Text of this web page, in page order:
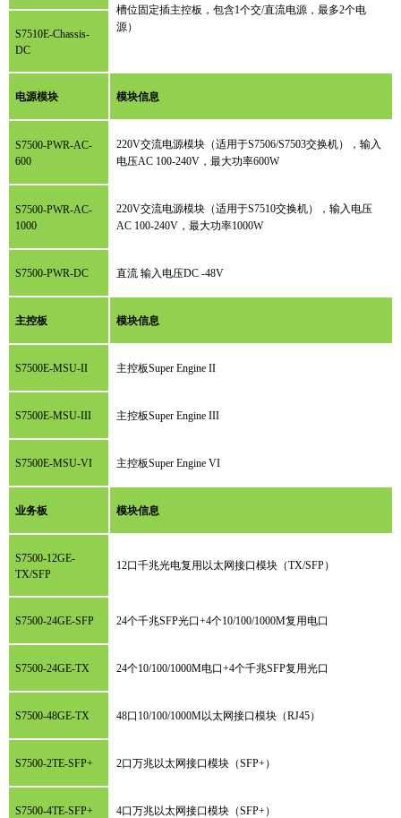
槽位固定插主控板，包含1个交/直流电源，最多2个电
源）
S7510E-Chassis-
DC
电源模块 模块信息
S7500-PWR-AC-
600
220V交流电源模块（适用于S7506/S7503交换机），输入
电压AC 100-240V，最大功率600W
S7500-PWR-AC-
1000
220V交流电源模块（适用于S7510交换机），输入电压
AC 100-240V，最大功率1000W
S7500-PWR-DC 直流 输入电压DC -48V
主控板 模块信息
S7500E-MSU-II 主控板Super Engine II
S7500E-MSU-III 主控板Super Engine III
S7500E-MSU-VI 主控板Super Engine VI
业务板 模块信息
S7500-12GE-
TX/SFP
12口千兆光电复用以太网接口模块（TX/SFP）
S7500-24GE-SFP 24个千兆SFP光口+4个10/100/1000M复用电口
S7500-24GE-TX 24个10/100/1000M电口+4个千兆SFP复用光口
S7500-48GE-TX 48口10/100/1000M以太网接口模块（RJ45）
S7500-2TE-SFP+ 2口万兆以太网接口模块（SFP+）
S7500-4TE-SFP+ 4口万兆以太网接口模块（SFP+）